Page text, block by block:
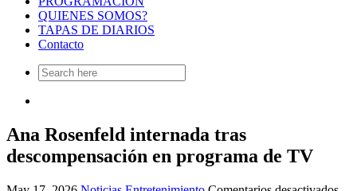
QUIENES SOMOS?
TAPAS DE DIARIOS
Contacto
Search
for:
Ana Rosenfeld internada tras
descompensación en programa de TV